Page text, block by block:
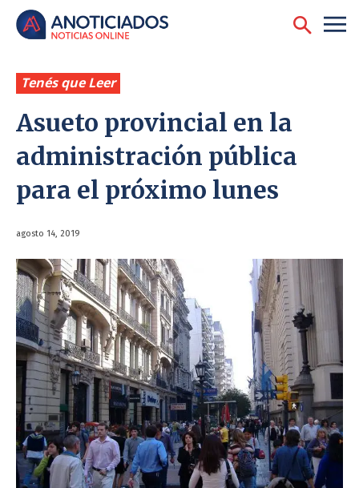
Tenés que Leer
Asueto provincial en la
administración pública
para el próximo lunes
agosto 14, 2019